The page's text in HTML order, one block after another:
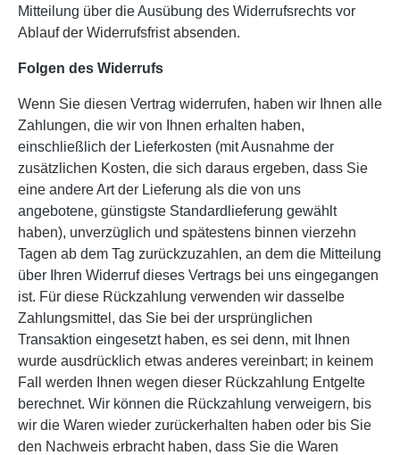
Mitteilung über die Ausübung des Widerrufsrechts vor
Ablauf der Widerrufsfrist absenden.
Folgen des Widerrufs
Wenn Sie diesen Vertrag widerrufen, haben wir Ihnen alle
Zahlungen, die wir von Ihnen erhalten haben,
einschließlich der Lieferkosten (mit Ausnahme der
zusätzlichen Kosten, die sich daraus ergeben, dass Sie
eine andere Art der Lieferung als die von uns
angebotene, günstigste Standardlieferung gewählt
haben), unverzüglich und spätestens binnen vierzehn
Tagen ab dem Tag zurückzuzahlen, an dem die Mitteilung
über Ihren Widerruf dieses Vertrags bei uns eingegangen
ist. Für diese Rückzahlung verwenden wir dasselbe
Zahlungsmittel, das Sie bei der ursprünglichen
Transaktion eingesetzt haben, es sei denn, mit Ihnen
wurde ausdrücklich etwas anderes vereinbart; in keinem
Fall werden Ihnen wegen dieser Rückzahlung Entgelte
berechnet. Wir können die Rückzahlung verweigern, bis
wir die Waren wieder zurückerhalten haben oder bis Sie
den Nachweis erbracht haben, dass Sie die Waren